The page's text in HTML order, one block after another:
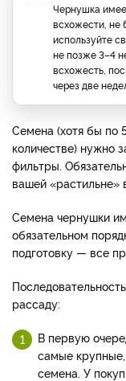
Чернушка
всхожести, не
используйте
не позже 3–4
всхожесть,
через две
Семена (хотя бы по
количестве) нужно
фильтры.
вашей «растильне»
Семена чернушки
обязательном
подготовку — все
рассаду:
В первую
самые
семена. У